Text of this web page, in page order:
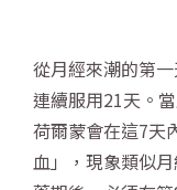
從月經來潮的第
連續服用21天。
荷爾蒙會在這7天
血」，現象類似